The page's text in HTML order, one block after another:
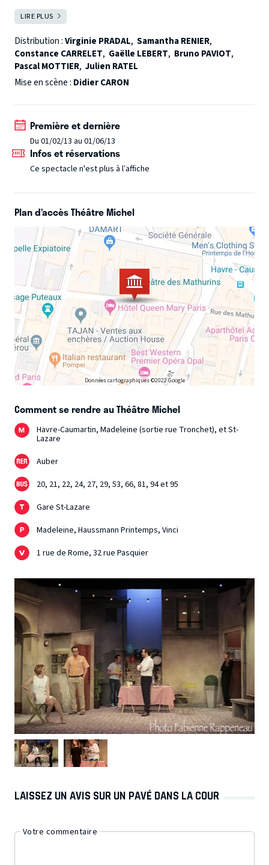
rapidement de gros problèmes de cohabitation ; cet
apéritif convivial commence au champagne, vire vite au
vinaigre et s’achève au vitriol !
LIRE PLUS
Distribution :Virginie PRADAL, Samantha RENIER,
Constance CARRELET, Gaëlle LEBERT, Bruno PAVIOT,
Pascal MOTTIER, Julien RATEL
Mise en scène : Didier CARON
Première et dernière
Du 01/02/13 au 01/06/13
Infos et réservations
Ce spectacle n'est plus à l’affiche
Plan d’accès Théâtre Michel
Données cartographiques ©2022 Google
Comment se rendre au Théâtre Michel
Havre-Caumartin, Madeleine (sortie rue Tronchet), et St-
Lazare
Auber
20, 21, 22, 24, 27, 29, 53, 66, 81, 94 et 95
Gare St-Lazare
Madeleine, Haussmann Printemps, Vinci
1 rue de Rome, 32 rue Pasquier
LAISSEZ UN AVIS SUR UN PAVÉ DANS LA COUR
Votre commentaire